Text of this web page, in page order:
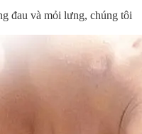
đau và mỏi lưng, chúng tôi